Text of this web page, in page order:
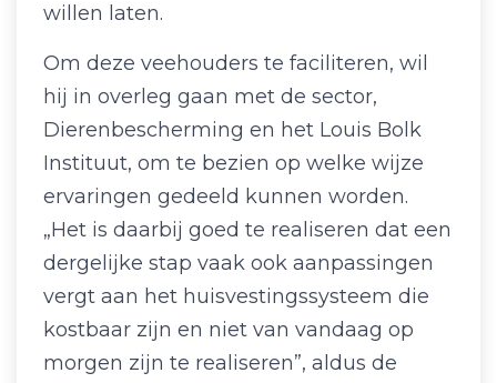
willen laten.
Om deze veehouders te faciliteren, wil
hij in overleg gaan met de sector,
Dierenbescherming en het Louis Bolk
Instituut, om te bezien op welke wijze
ervaringen gedeeld kunnen worden.
„Het is daarbij goed te realiseren dat een
dergelijke stap vaak ook aanpassingen
vergt aan het huisvestingssysteem die
kostbaar zijn en niet van vandaag op
morgen zijn te realiseren”, aldus de